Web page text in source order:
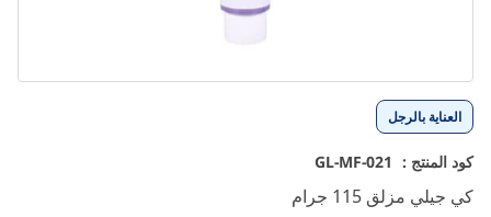
العناية بالرجل
كود المنتج : GL-MF-021
كي جيلي مزلق 115 جرام
تخطي
إلى
بداية
معرض
الصور